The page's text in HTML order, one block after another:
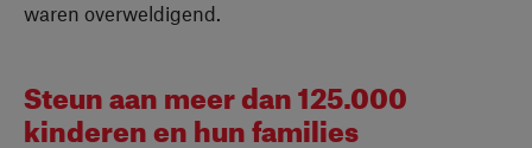
waren overweldigend.
Steun aan meer dan 125.000
kinderen en hun families